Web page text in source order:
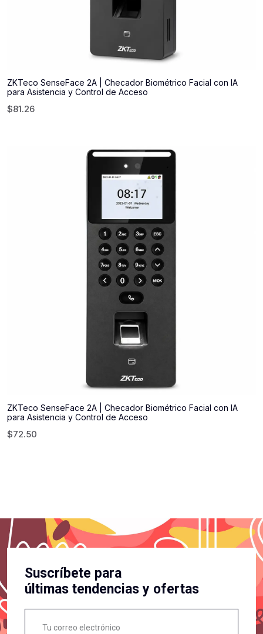
ZKTeco SenseFace 2A | Checador Biométrico Facial con IA
para Asistencia y Control de Acceso
$81.26
ZKTeco SenseFace 2A | Checador Biométrico Facial con IA
para Asistencia y Control de Acceso
$72.50
Suscríbete para
últimas tendencias y ofertas